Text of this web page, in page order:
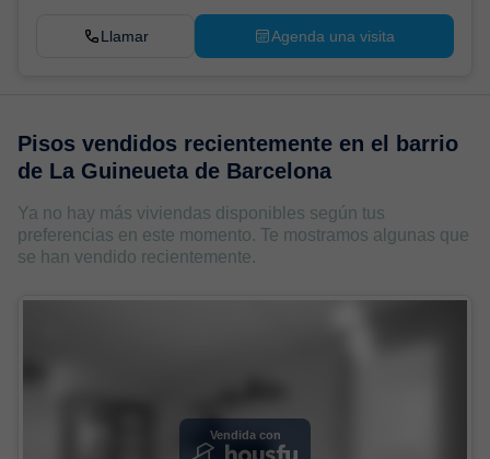
Llamar Agenda una visita
Pisos vendidos recientemente en el barrio
de La Guineueta de Barcelona
Ya no hay más viviendas disponibles según tus
preferencias en este momento. Te mostramos algunas que
se han vendido recientemente.
Vendida con